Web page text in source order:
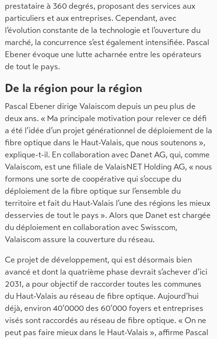
prestataire à 360 degrés, proposant des services aux
particuliers et aux entreprises. Cependant, avec
l’évolution constante de la technologie et l’ouverture du
marché, la concurrence s’est également intensifiée. Pascal
Ebener évoque une lutte acharnée entre les opérateurs
de tout le pays.
De la région pour la région
Pascal Ebener dirige Valaiscom depuis un peu plus de
deux ans. « Ma principale motivation pour relever ce défi
a été l’idée d’un projet générationnel de déploiement de la
fibre optique dans le Haut-Valais, que nous soutenons »,
explique-t-il. En collaboration avec Danet AG, qui, comme
Valaiscom, est une filiale de ValaisNET Holding AG, « nous
formons une sorte de coopérative qui s’occupe du
déploiement de la fibre optique sur l’ensemble du
territoire et fait du Haut-Valais l’une des régions les mieux
desservies de tout le pays ». Alors que Danet est chargée
du déploiement en collaboration avec Swisscom,
Valaiscom assure la couverture du réseau.
Ce projet de développement, qui est désormais bien
avancé et dont la quatrième phase devrait s’achever d’ici
2031, a pour objectif de raccorder toutes les communes
du Haut-Valais au réseau de fibre optique. Aujourd’hui
déjà, environ 40’0000 des 60’000 foyers et entreprises
visés sont raccordés au réseau de fibre optique. « On ne
peut pas faire mieux dans le Haut-Valais », affirme Pascal